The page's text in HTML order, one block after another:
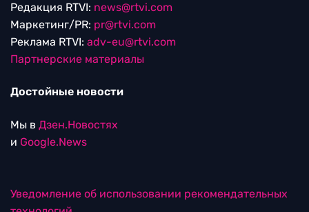
Редакция RTVI: news@rtvi.com
Маркетинг/PR: pr@rtvi.com
Реклама RTVI: adv-eu@rtvi.com
Партнерские материалы
Достойные новости
Мы в Дзен.Новостях
и Google.News
Уведомление об использовании рекомендательных